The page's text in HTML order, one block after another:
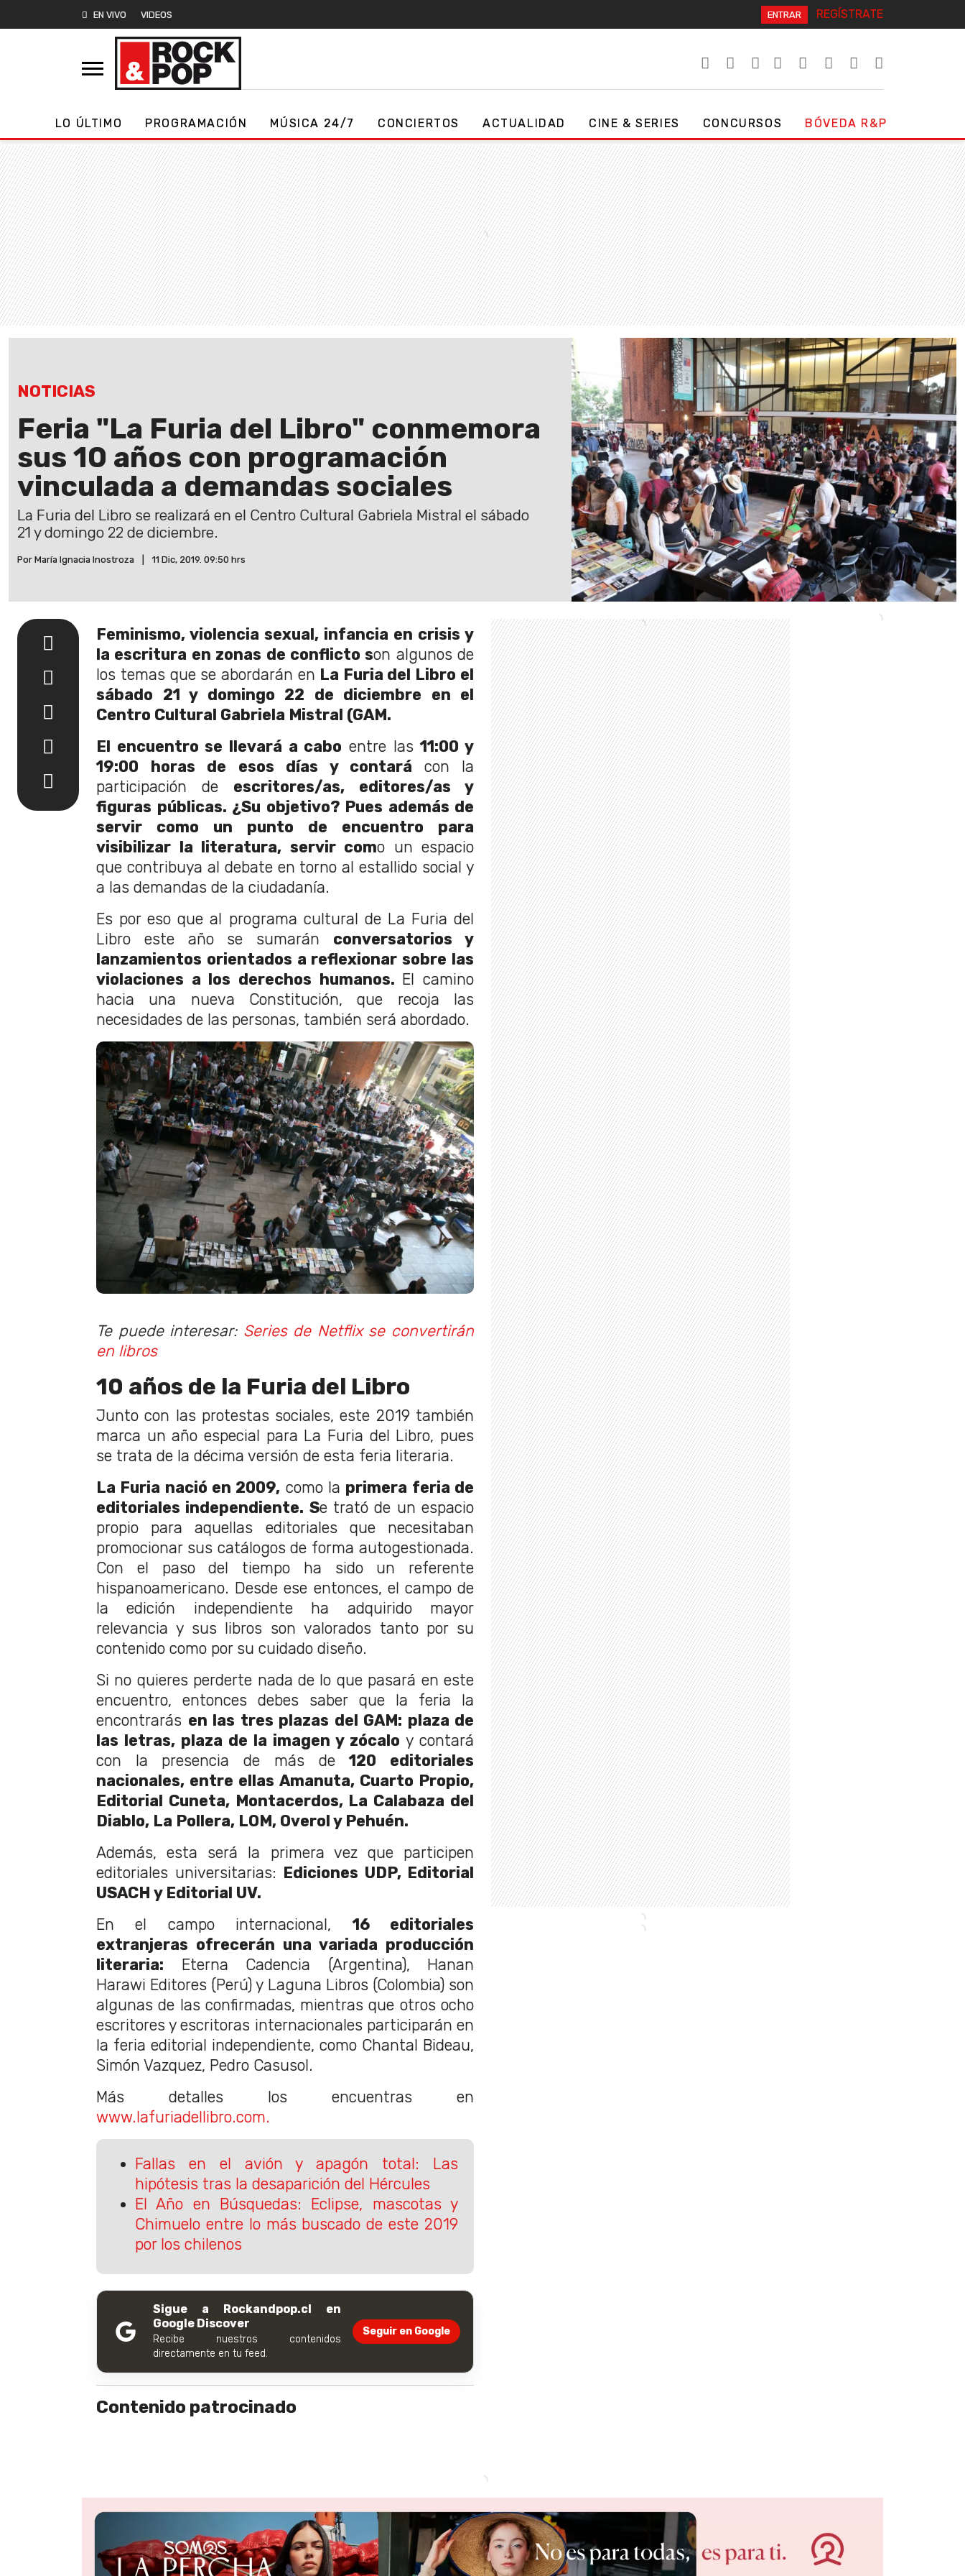
EN VIVO VIDEOS ENTRAR REGÍSTRATE
LO ÚLTIMO PROGRAMACIÓN MÚSICA 24/7 CONCIERTOS ACTUALIDAD CINE & SERIES CONCURSOS BÓVEDA R&P
NOTICIAS
Feria "La Furia del Libro" conmemora
sus 10 años con programación
vinculada a demandas sociales
La Furia del Libro se realizará en el Centro Cultural Gabriela Mistral el sábado
21 y domingo 22 de diciembre.
Por María Ignacia Inostroza 11 Dic, 2019. 09:50 hrs
Feminismo, violencia sexual, infancia en crisis y
la escritura en zonas de conflicto son algunos de
los temas que se abordarán en La Furia del Libro el
sábado 21 y domingo 22 de diciembre en el
Centro Cultural Gabriela Mistral (GAM.
El encuentro se llevará a cabo entre las11:00 y
19:00 horas de esos días y contará con la
participación de escritores/as, editores/as y
figuras públicas. ¿Su objetivo? Pues además de
servir como un punto de encuentro para
visibilizar la literatura, servir como un espacio
que contribuya al debate en torno al estallido social y
a las demandas de la ciudadanía.
Es por eso que al programa cultural de La Furia del
Libro este año se sumarán conversatorios y
lanzamientos orientados a reflexionar sobre las
violaciones a los derechos humanos. El camino
hacia una nueva Constitución, que recoja las
necesidades de las personas, también será abordado.
Te puede interesar:Series de Netflix se convertirán
en libros
10 años de la Furia del Libro
Junto con las protestas sociales, este 2019 también
marca un año especial para La Furia del Libro, pues
se trata de la décima versión de esta feria literaria.
La Furia nació en 2009, como la primera feria de
editoriales independiente. Se trató de un espacio
propio para aquellas editoriales que necesitaban
promocionar sus catálogos de forma autogestionada.
Con el paso del tiempo ha sido un referente
hispanoamericano. Desde ese entonces, el campo de
la edición independiente ha adquirido mayor
relevancia y sus libros son valorados tanto por su
contenido como por su cuidado diseño.
Si no quieres perderte nada de lo que pasará en este
encuentro, entonces debes saber que la feria la
encontrarás en las tres plazas del GAM: plaza de
las letras, plaza de la imagen y zócalo y contará
con la presencia de más de120 editoriales
nacionales, entre ellas Amanuta, Cuarto Propio,
Editorial Cuneta, Montacerdos, La Calabaza del
Diablo, La Pollera, LOM, Overol y Pehuén.
Además, esta será la primera vez que participen
editoriales universitarias: Ediciones UDP, Editorial
USACH y Editorial UV.
En el campo internacional,16 editoriales
extranjeras ofrecerán una variada producción
literaria: Eterna Cadencia (Argentina), Hanan
Harawi Editores (Perú) y Laguna Libros (Colombia) son
algunas de las confirmadas, mientras que otros ocho
escritores y escritoras internacionales participarán en
la feria editorial independiente, como Chantal Bideau,
Simón Vazquez, Pedro Casusol.
Más detalles los encuentras en
www.lafuriadellibro.com.
Fallas en el avión y apagón total: Las
hipótesis tras la desaparición del Hércules
El Año en Búsquedas: Eclipse, mascotas y
Chimuelo entre lo más buscado de este 2019
por los chilenos
Sigue a Rockandpop.cl en
Google Discover
Recibe nuestros contenidos
directamente en tu feed.
Seguir en Google
Contenido patrocinado